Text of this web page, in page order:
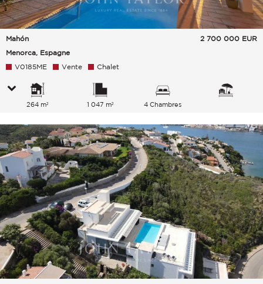
Mahón
Menorca, Espagne
2 700 000 EUR
V0185ME Vente Chalet
264 m² 1 047 m² 4 Chambres